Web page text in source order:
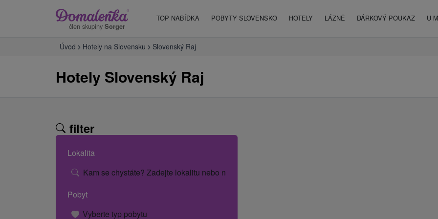
člen skupiny Sorger
TOP NABÍDKA POBYTY SLOVENSKO HOTELY LÁZNĚ DÁRKOVÝ POUKAZ U
Úvod Hotely na Slovensku Slovenský Raj
Hotely Slovenský Raj
filter
Lokalita
Kam se chystáte? Zadejte lokalitu nebo název hotelu.
Pobyt
Vyberte typ pobytu